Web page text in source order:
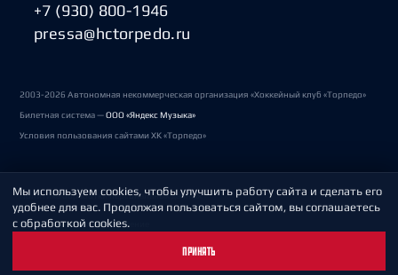
+7 (930) 800-1946
pressa@hctorpedo.ru
2003-2026 Автономная некоммерческая организация «Хоккейный клуб «Торпедо»
Билетная система —ООО «Яндекс Музыка»
Условия пользования сайтами ХК «Торпедо»
Политика обработки персональных данных
Пользовательское соглашение
Мы используем cookies, чтобы улучшить работу сайта и сделать его
удобнее для вас. Продолжая пользоваться сайтом, вы соглашаетесь
с обработкой cookies.
ПРИНЯТЬ